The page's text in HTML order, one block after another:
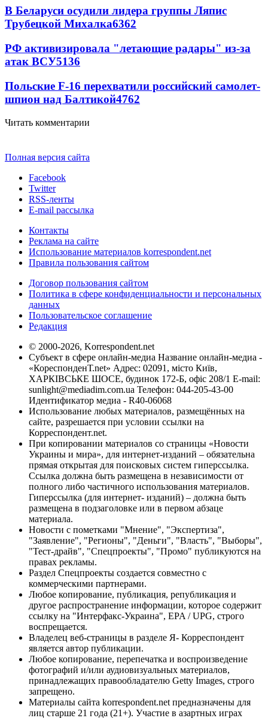
В Беларуси осудили лидера группы Ляпис
Трубецкой Михалка6362
РФ активизировала "летающие радары" из-за
атак ВСУ5136
Польские F-16 перехватили российский самолет-
шпион над Балтикой4762
Читать комментарии
Полная версия сайта
Facebook
Twitter
RSS-ленты
E-mail рассылка
Контакты
Реклама на сайте
Использование материалов korrespondent.net
Правила пользования сайтом
Договор пользования сайтом
Политика в сфере конфиденциальности и персональных
данных
Пользовательское соглашение
Редакция
© 2000-2026, Korrespondent.net
Субъект в сфере онлайн-медиа Название онлайн-медиа -
«КореспонденТ.net» Адрес: 02091, місто Київ,
ХАРКІВСЬКЕ ШОСЕ, будинок 172-Б, офіс 208/1 E-mail:
sunlight@mediadim.com.ua Телефон: 044-205-43-00
Идентификатор медиа - R40-06068
Использование любых материалов, размещённых на
сайте, разрешается при условии ссылки на
Корреспондент.net.
При копировании материалов со страницы «Новости
Украины и мира», для интернет-изданий – обязательна
прямая открытая для поисковых систем гиперссылка.
Ссылка должна быть размещена в независимости от
полного либо частичного использования материалов.
Гиперссылка (для интернет- изданий) – должна быть
размещена в подзаголовке или в первом абзаце
материала.
Новости с пометками "Мнение", "Экспертиза",
"Заявление", "Регионы", "Деньги", "Власть", "Выборы",
"Тест-драйв", "Спецпроекты", "Промо" публикуются на
правах рекламы.
Раздел Спецпроекты создается совместно с
коммерческими партнерами.
Любое копирование, публикация, републикация и
другое распространение информации, которое содержит
ссылку на "Интерфакс-Украина", EPA / UPG, строго
воспрещается.
Владелец веб-страницы в разделе Я- Корреспондент
является автор публикации.
Любое копирование, перепечатка и воспроизведение
фотографий и/или аудиовизуальных материалов,
принадлежащих правообладателю Getty Images, строго
запрещено.
Материалы сайта korrespondent.net предназначены для
лиц старше 21 года (21+). Участие в азартных играх